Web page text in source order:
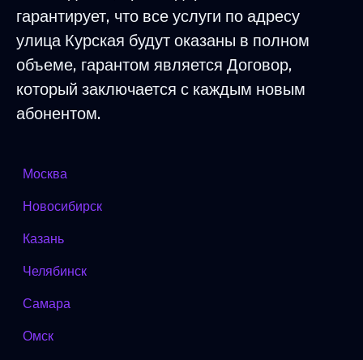
гарантирует, что все услуги по адресу
улица Курская будут оказаны в полном
объеме, гарантом является Договор,
который заключается с каждым новым
абонентом.
Москва
Новосибирск
Казань
Челябинск
Самара
Омск